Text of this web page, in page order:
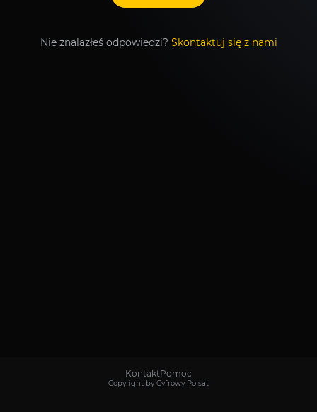
Nie znalazłeś odpowiedzi? Skontaktuj się z nami
KontaktPomoc
Copyright by Cyfrowy Polsat